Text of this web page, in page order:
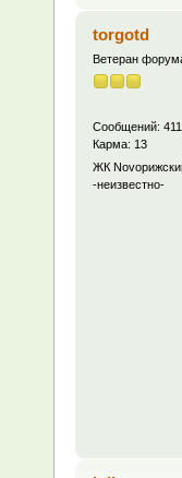
torgotd
Ветеран
Сообщений: 411
Карма: 13
ЖК
-неизвестно-